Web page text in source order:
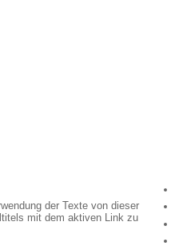
der Texte von dieser
mit dem aktiven Link zu